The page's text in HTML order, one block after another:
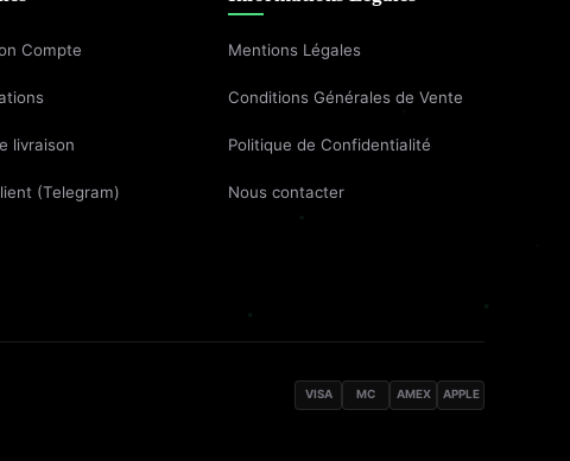
Compte
livraison
(Telegram)
Mentions Légales
Conditions Générales de Vente
Politique de Confidentialité
Nous contacter
VISA MC AMEX APPLE